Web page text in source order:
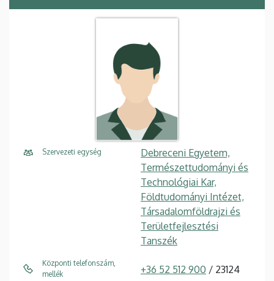
Szervezeti egység
Debreceni Egyetem,
Természettudományi és
Technológiai Kar,
Földtudományi Intézet,
Társadalomföldrajzi és
Területfejlesztési
Tanszék
Központi telefonszám,
mellék
+36 52 512 900 / 23124